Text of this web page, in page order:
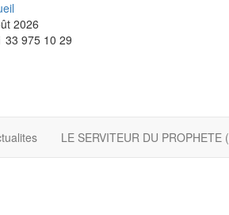
2026
33 975 10 29
LE SERVITEUR DU PROPHETE